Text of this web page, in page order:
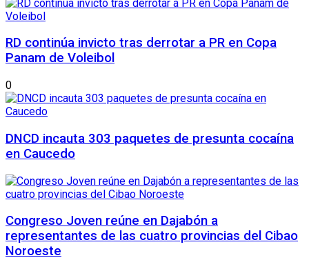
RD continúa invicto tras derrotar a PR en Copa
Panam de Voleibol
0
DNCD incauta 303 paquetes de presunta cocaína
en Caucedo
Congreso Joven reúne en Dajabón a
representantes de las cuatro provincias del Cibao
Noroeste